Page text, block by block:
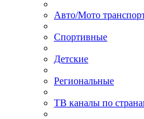
Авто/Мото
Спортивные
Детские
Региональные
ТВ каналы по